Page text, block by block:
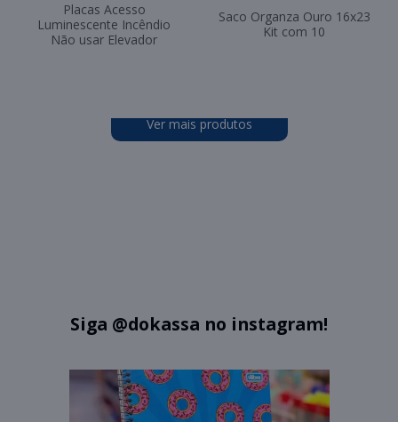
Placas Acesso
Luminescente Incêndio
Não usar Elevador
Saco Organza Ouro 16x23
Kit com 10
Ver mais produtos
Siga @dokassa no instagram!